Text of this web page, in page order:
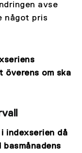
avse
något pris
överens om ska
indexserien då